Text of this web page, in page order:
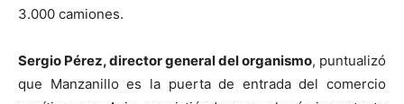
3.000 camiones.
Sergio Pérez, director general del organismo, puntualizó
que Manzanillo es la puerta de entrada del comercio